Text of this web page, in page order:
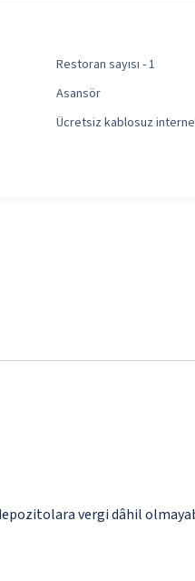
Restoran sayısı - 1
Asansör
Ücretsiz kablosuz
vergi dâhil